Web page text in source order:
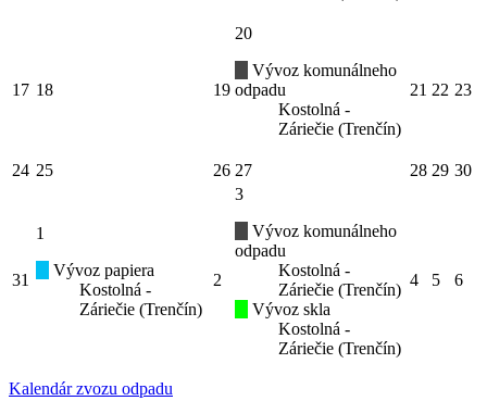
17 18 19
20
Vývoz komunálneho
odpadu
Kostolná -
Záriečie (Trenčín)
21 22 23
24 25 26 27 28 29 30
31
1
Vývoz papiera
Kostolná -
Záriečie (Trenčín)
2
3
Vývoz komunálneho
odpadu
Kostolná -
Záriečie (Trenčín)
Vývoz skla
Kostolná -
Záriečie (Trenčín)
4 5 6
Kalendár zvozu odpadu